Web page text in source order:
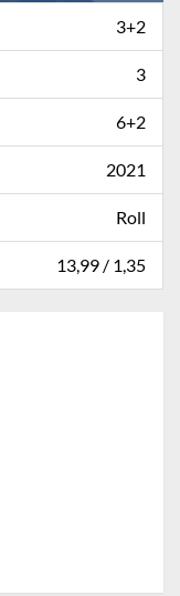
3+2
3
6+2
2021
Roll
13,99 / 1,35